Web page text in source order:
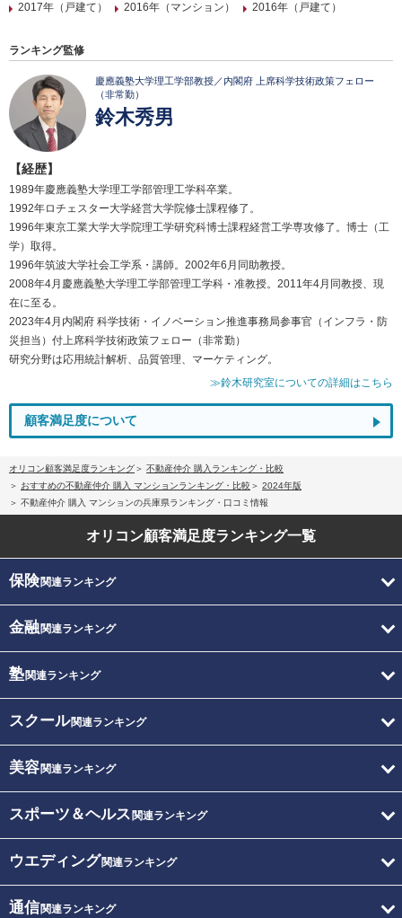
2017年（戸建て）
2016年（マンション） 2016年（戸建て）
ランキング監修
慶應義塾大学理工学部教授／内閣府 上席科学技術政策フェロー
（非常勤）
鈴木秀男
【経歴】
1989年慶應義塾大学理工学部管理工学科卒業。
1992年ロチェスター大学経営大学院修士課程修了。
1996年東京工業大学大学院理工学研究科博士課程経営工学専攻修了。博士（工
学）取得。
1996年筑波大学社会工学系・講師。2002年6月同助教授。
2008年4月慶應義塾大学理工学部管理工学科・准教授。2011年4月同教授、現
在に至る。
2023年4月内閣府 科学技術・イノベーション推進事務局参事官（インフラ・防
災担当）付上席科学技術政策フェロー（非常勤）
研究分野は応用統計解析、品質管理、マーケティング。
≫鈴木研究室についての詳細はこちら
顧客満足度について
オリコン顧客満足度ランキング
不動産仲介 購入ランキング・比較
おすすめの不動産仲介 購入 マンションランキング・比較
2024年版
不動産仲介 購入 マンションの兵庫県ランキング・口コミ情報
オリコン顧客満足度ランキング一覧
保険関連ランキング
金融関連ランキング
塾関連ランキング
スクール関連ランキング
美容関連ランキング
スポーツ＆ヘルス 関連ランキング
ウエディング関連ランキング
通信関連ランキング